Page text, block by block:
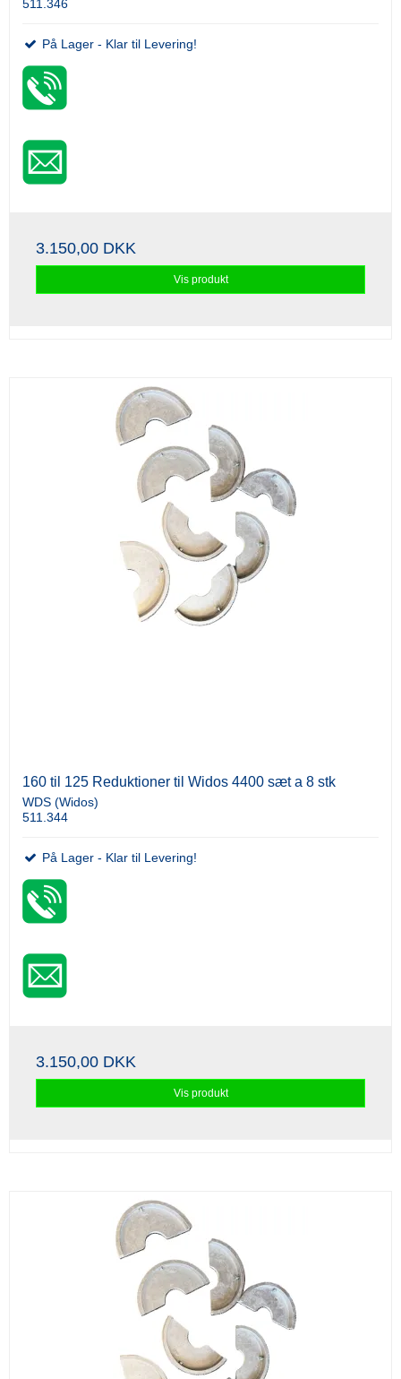
511.346
På Lager - Klar til Levering!
3.150,00 DKK
Vis produkt
160 til 125 Reduktioner til Widos 4400 sæt a 8 stk
WDS (Widos)
511.344
På Lager - Klar til Levering!
3.150,00 DKK
Vis produkt